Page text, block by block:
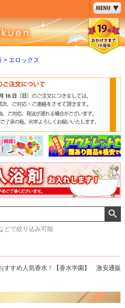
エロックス
で絞り込み可能
すすめ人気香水！【香水学園】 激安通販
ペー
ジト
ップ
へ